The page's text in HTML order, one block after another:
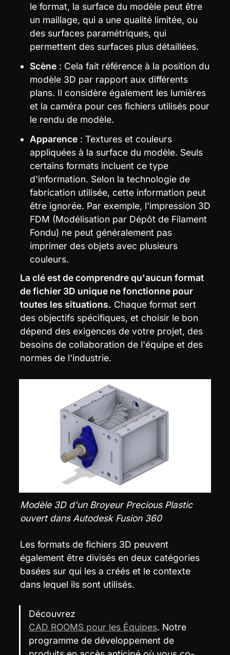
le format, la surface du modèle peut être
un maillage, qui a une qualité limitée, ou
des surfaces paramétriques, qui
permettent des surfaces plus détaillées.
Scène : Cela fait référence à la position du
modèle 3D par rapport aux différents
plans. Il considère également les lumières
et la caméra pour ces fichiers utilisés pour
le rendu de modèle.
Apparence : Textures et couleurs
appliquées à la surface du modèle. Seuls
certains formats incluent ce type
d'information. Selon la technologie de
fabrication utilisée, cette information peut
être ignorée. Par exemple, l'impression 3D
FDM (Modélisation par Dépôt de Filament
Fondu) ne peut généralement pas
imprimer des objets avec plusieurs
couleurs.
La clé est de comprendre qu'aucun format
de fichier 3D unique ne fonctionne pour
toutes les situations. Chaque format sert
des objectifs spécifiques, et choisir le bon
dépend des exigences de votre projet, des
besoins de collaboration de l'équipe et des
normes de l'industrie.
Modèle 3D d'un Broyeur Precious Plastic
ouvert dans Autodesk Fusion 360
Les formats de fichiers 3D peuvent
également être divisés en deux catégories
basées sur qui les a créés et le contexte
dans lequel ils sont utilisés.
Découvrez
CAD ROOMS pour les Équipes. Notre
programme de développement de